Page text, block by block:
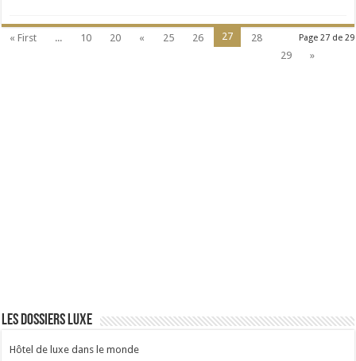
Page 27 de 29
« First ... 10 20 « 25 26 27
28
29
»
Les dossiers luxe
Hôtel de luxe dans le monde